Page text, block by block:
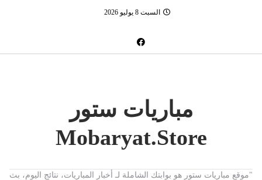
السبت 8 يوليو 2026
مباريات ستور
Mobaryat.Store
"موقع مباريات ستور هو بوابتك الشاملة لـ أخبار المباريات، نتائج اليوم، بث